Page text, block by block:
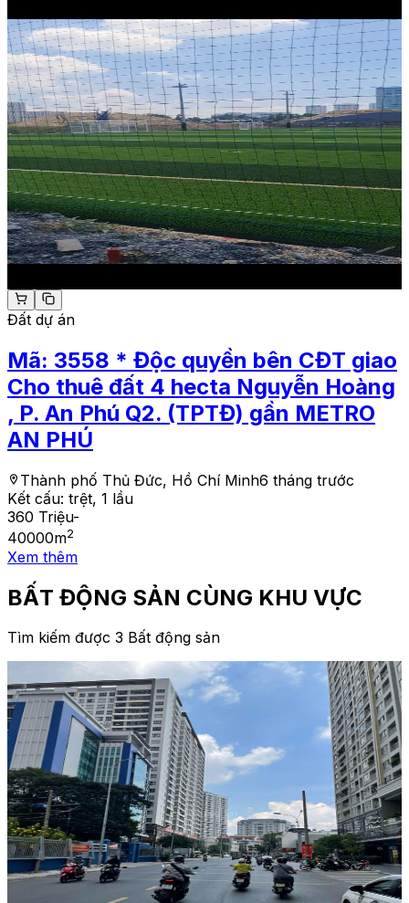
Đất dự án
Mã: 3558 * Độc quyền bên CĐT giao
Cho thuê đất 4 hecta Nguyễn Hoàng
, P. An Phú Q2. (TPTĐ) gần METRO
AN PHÚ
Thành phố Thủ Đức, Hồ Chí Minh6 tháng trước
Kết cấu: trệt, 1 lầu
360 Triệu-
40000m2
Xem thêm
BẤT ĐỘNG SẢN CÙNG KHU VỰC
Tìm kiếm được 3 Bất động sản